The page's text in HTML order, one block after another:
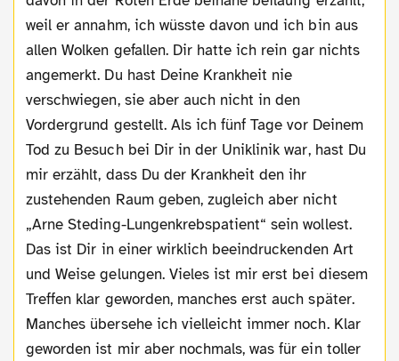
weil er annahm, ich wüsste davon und ich bin aus
allen Wolken gefallen. Dir hatte ich rein gar nichts
angemerkt. Du hast Deine Krankheit nie
verschwiegen, sie aber auch nicht in den
Vordergrund gestellt. Als ich fünf Tage vor Deinem
Tod zu Besuch bei Dir in der Uniklinik war, hast Du
mir erzählt, dass Du der Krankheit den ihr
zustehenden Raum geben, zugleich aber nicht
„Arne Steding-Lungenkrebspatient“ sein wollest.
Das ist Dir in einer wirklich beeindruckenden Art
und Weise gelungen. Vieles ist mir erst bei diesem
Treffen klar geworden, manches erst auch später.
Manches übersehe ich vielleicht immer noch. Klar
geworden ist mir aber nochmals, was für ein toller